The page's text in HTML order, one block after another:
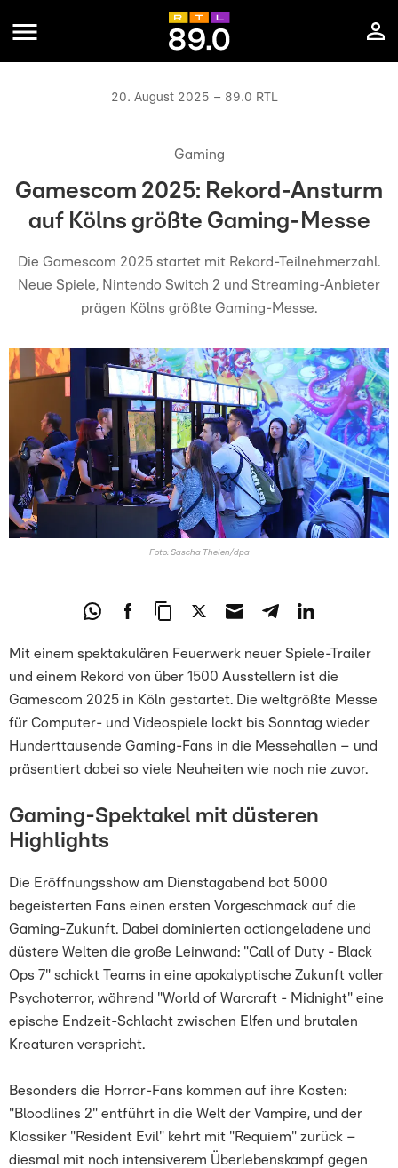
20. August 2025 – 89.0 RTL
Gaming
Gamescom 2025: Rekord-Ansturm
auf Kölns größte Gaming-Messe
Die Gamescom 2025 startet mit Rekord-Teilnehmerzahl.
Neue Spiele, Nintendo Switch 2 und Streaming-Anbieter
prägen Kölns größte Gaming-Messe.
Foto: Sascha Thelen/dpa
Mit einem spektakulären Feuerwerk neuer Spiele-Trailer
und einem Rekord von über 1500 Ausstellern ist die
Gamescom 2025 in Köln gestartet. Die weltgrößte Messe
für Computer- und Videospiele lockt bis Sonntag wieder
Hunderttausende Gaming-Fans in die Messehallen – und
präsentiert dabei so viele Neuheiten wie noch nie zuvor.
Gaming-Spektakel mit düsteren
Highlights
Die Eröffnungsshow am Dienstagabend bot 5000
begeisterten Fans einen ersten Vorgeschmack auf die
Gaming-Zukunft. Dabei dominierten actiongeladene und
düstere Welten die große Leinwand: "Call of Duty - Black
Ops 7" schickt Teams in eine apokalyptische Zukunft voller
Psychoterror, während "World of Warcraft - Midnight" eine
epische Endzeit-Schlacht zwischen Elfen und brutalen
Kreaturen verspricht.
Besonders die Horror-Fans kommen auf ihre Kosten:
"Bloodlines 2" entführt in die Welt der Vampire, und der
Klassiker "Resident Evil" kehrt mit "Requiem" zurück –
diesmal mit noch intensiverem Überlebenskampf gegen